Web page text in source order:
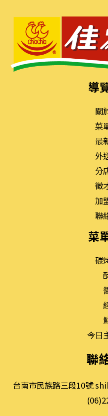
導
關
菜
最
外
分
徵
加
聯
菜
碳
今日
聯
台南市民族路三段10號